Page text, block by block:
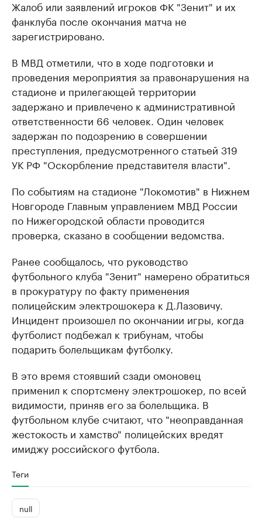
Жалоб или заявлений игроков ФК "Зенит" и их
фанклуба после окончания матча не
зарегистрировано.
В МВД отметили, что в ходе подготовки и
проведения мероприятия за правонарушения на
стадионе и прилегающей территории
задержано и привлечено к административной
ответственности 66 человек. Один человек
задержан по подозрению в совершении
преступления, предусмотренного статьей 319
УК РФ "Оскорбление представителя власти".
По событиям на стадионе "Локомотив" в Нижнем
Новгороде Главным управлением МВД России
по Нижегородской области проводится
проверка, сказано в сообщении ведомства.
Ранее сообщалось, что руководство
футбольного клуба "Зенит" намерено обратиться
в прокуратуру по факту применения
полицейским электрошокера к Д.Лазовичу.
Инцидент произошел по окончании игры, когда
футболист подбежал к трибунам, чтобы
подарить болельщикам футболку.
В это время стоявший сзади омоновец
применил к спортсмену электрошокер, по всей
видимости, приняв его за болельщика. В
футбольном клубе считают, что "неоправданная
жестокость и хамство" полицейских вредят
имиджу российского футбола.
Теги
null